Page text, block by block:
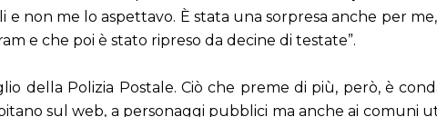
e non me lo aspettavo. È stata una sorpresa anche per
e che poi è stato ripreso da decine di testate”.
della Polizia Postale. Ciò che preme di più, però, è
sul web, a personaggi pubblici ma anche ai comuni